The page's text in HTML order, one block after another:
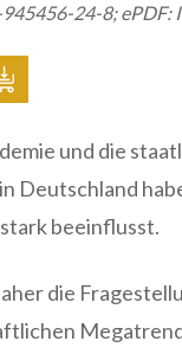
24-8; ePDF:
und die
Deutschland
beeinflusst.
die